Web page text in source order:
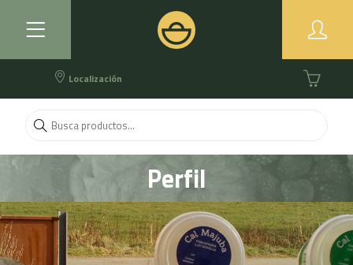
Localización
Perfil